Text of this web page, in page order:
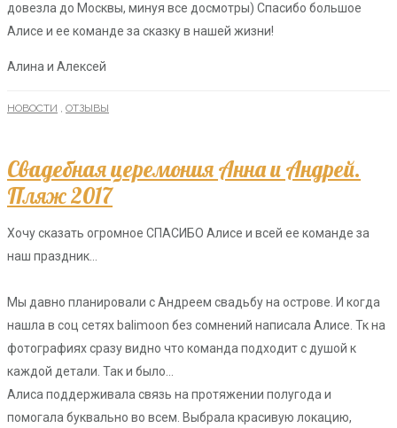
довезла до Москвы, минуя все досмотры) Спасибо большое
Алисе и ее команде за сказку в нашей жизни!
Алина и Алексей
НОВОСТИ , ОТЗЫВЫ
Свадебная церемония Анна и Андрей.
Пляж 2017
Хочу сказать огромное СПАСИБО Алисе и всей ее команде за
наш праздник…
Мы давно планировали с Андреем свадьбу на острове. И когда
нашла в соц сетях balimoon без сомнений написала Алисе. Тк на
фотографиях сразу видно что команда подходит с душой к
каждой детали. Так и было…
Алиса поддерживала связь на протяжении полугода и
помогала буквально во всем. Выбрала красивую локацию,